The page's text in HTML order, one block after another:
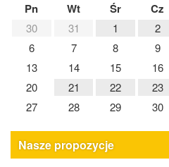
Pn Wt Śr Cz
30 31 1 2
6
7 8 9
13
14 15 16
20
21 22 23
27
28 29 30
Nasze propozycje